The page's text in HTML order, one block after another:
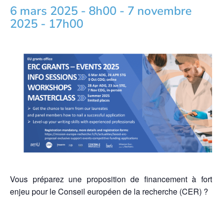
6 mars 2025 - 8h00 - 7 novembre
2025 - 17h00
Vous préparez une proposition de financement à fort
enjeu pour le Conseil européen de la recherche (CER) ?